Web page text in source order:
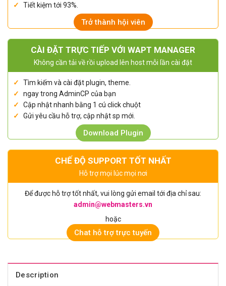
Tiết kiệm tới 93%.
Trở thành hội viên
CÀI ĐẶT TRỰC TIẾP VỚI WAPT MANAGER
Không cần tải về rồi upload lên host mỗi lần cài đặt
Tìm kiếm và cài đặt plugin, theme.
ngay trong AdminCP của bạn
Cập nhật nhanh bằng 1 cú click chuột
Gửi yêu cầu hỗ trợ, cập nhật sp mới.
Download Plugin
CHẾ ĐỘ SUPPORT TỐT NHẤT
Hỗ trợ mọi lúc mọi nơi
Để được hỗ trợ tốt nhất, vui lòng gửi email tới địa chỉ sau:
admin@webmasters.vn
hoặc
Chat hỗ trợ trực tuyến
Description